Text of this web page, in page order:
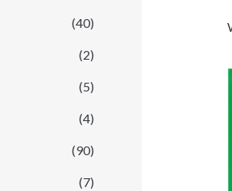
(40)
(2)
(5)
(4)
(90)
(7)